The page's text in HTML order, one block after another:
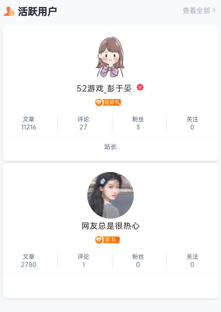
活跃用户 查看全部
52游戏_彭于晏
文章
11216
评论
27
粉丝
3
关注
0
站长
个人主页
网友总是很热心
文章
2780
评论
1
粉丝
0
关注
0